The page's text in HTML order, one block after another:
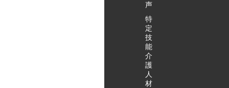
声
特
定
技
能
介
護
人
材